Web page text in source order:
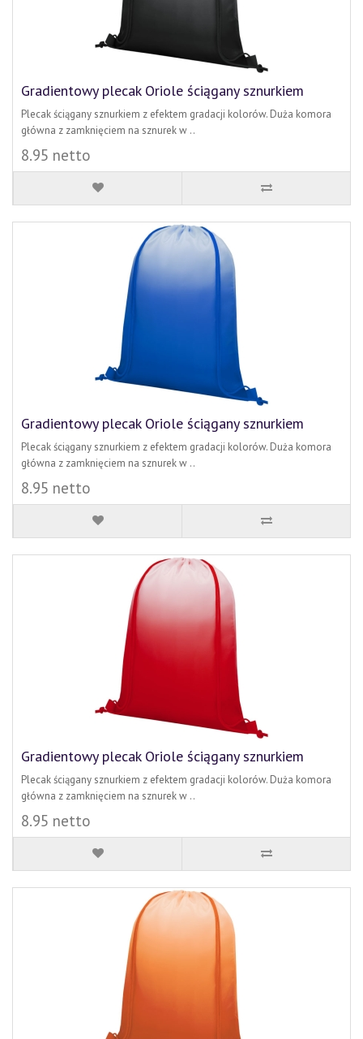
Gradientowy plecak Oriole ściągany sznurkiem
Plecak ściągany sznurkiem z efektem gradacji kolorów. Duża komora
główna z zamknięciem na sznurek w ..
8.95 netto
Gradientowy plecak Oriole ściągany sznurkiem
Plecak ściągany sznurkiem z efektem gradacji kolorów. Duża komora
główna z zamknięciem na sznurek w ..
8.95 netto
Gradientowy plecak Oriole ściągany sznurkiem
Plecak ściągany sznurkiem z efektem gradacji kolorów. Duża komora
główna z zamknięciem na sznurek w ..
8.95 netto